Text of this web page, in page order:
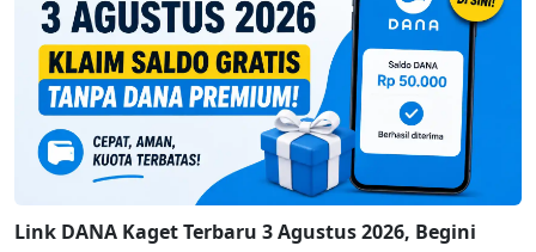
Link DANA Kaget Terbaru 3 Agustus 2026, Begini